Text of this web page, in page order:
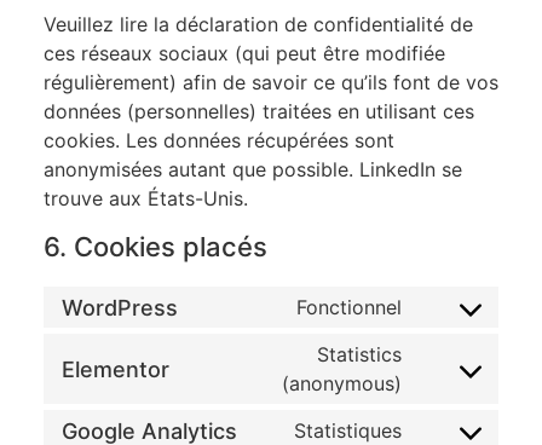
Veuillez lire la déclaration de confidentialité de
ces réseaux sociaux (qui peut être modifiée
régulièrement) afin de savoir ce qu’ils font de vos
données (personnelles) traitées en utilisant ces
cookies. Les données récupérées sont
anonymisées autant que possible. LinkedIn se
trouve aux États-Unis.
6. Cookies placés
WordPress Fonctionnel
Elementor
Statistics
(anonymous)
Google Analytics Statistiques